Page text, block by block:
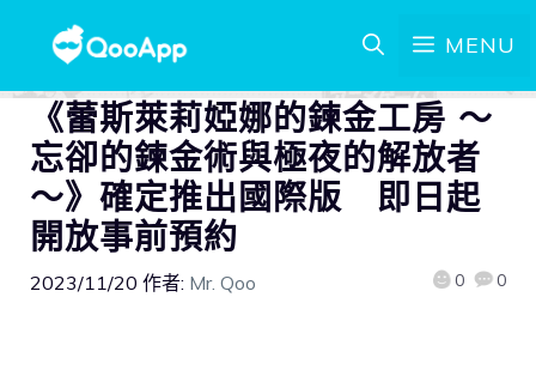
MENU
《蕾斯萊莉婭娜的鍊金工房 ～
忘卻的鍊金術與極夜的解放者
～》確定推出國際版 即日起
開放事前預約
2023/11/20 作者: Mr. Qoo 0 0